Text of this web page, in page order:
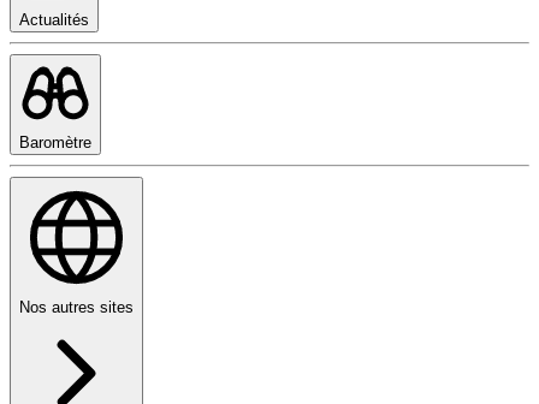
Actualités
Baromètre
Nos autres sites